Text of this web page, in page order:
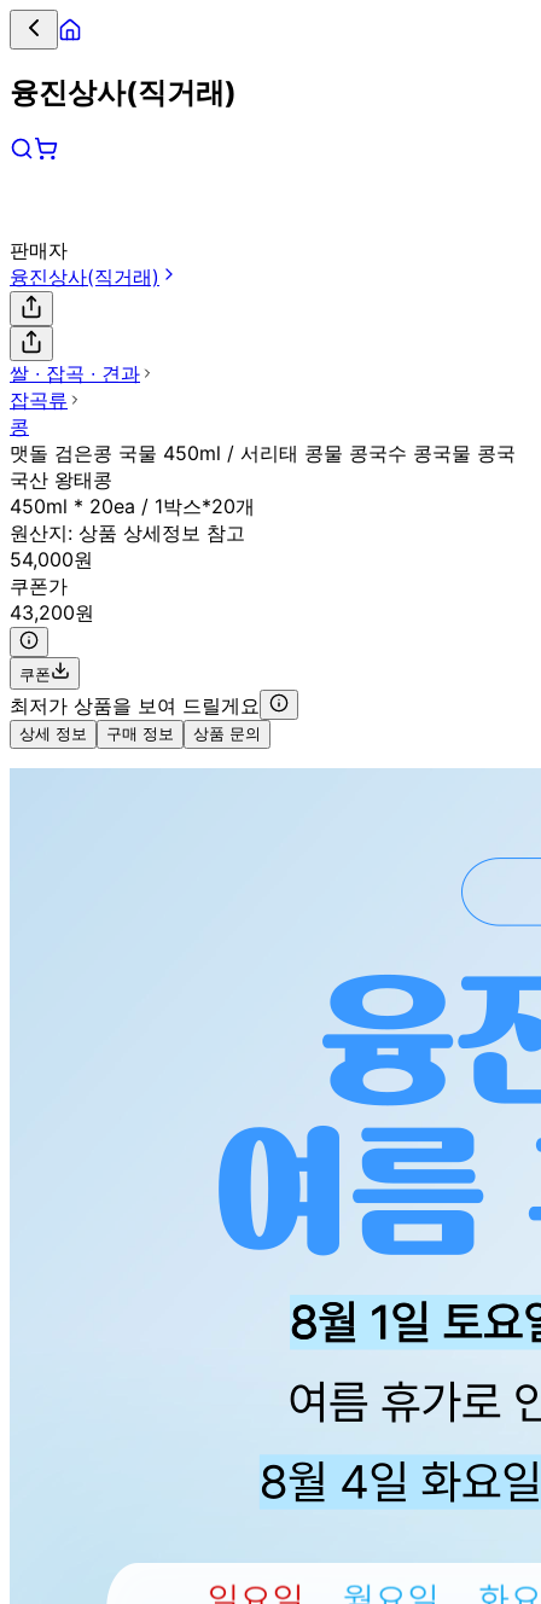
융진상사(직거래)
판매자
융진상사(직거래)
쌀 ∙ 잡곡 ∙ 견과
잡곡류
콩
맷돌 검은콩 국물 450ml / 서리태 콩물 콩국수 콩국물 콩국
국산 왕태콩
450ml * 20ea / 1박스*20개
원산지: 상품 상세정보 참고
54,000원
쿠폰가
43,200원
쿠폰
최저가 상품을 보여 드릴게요
상세 정보 구매 정보 상품 문의